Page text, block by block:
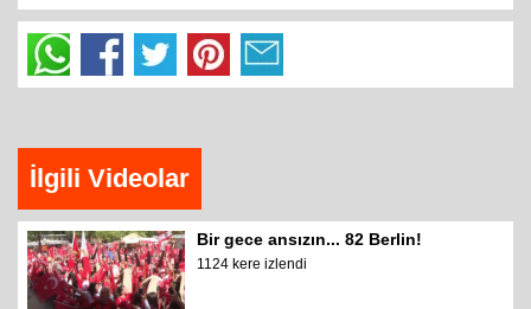
İlgili Videolar
Bir gece ansızın... 82 Berlin!
1124 kere izlendi